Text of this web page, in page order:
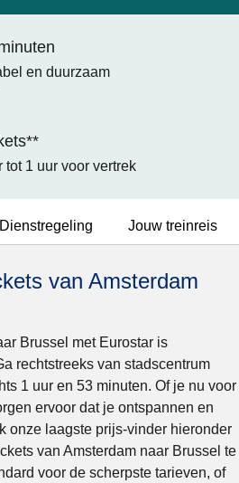
en duurzaam
tot 1 uur voor vertrek
Dienstregeling Jouw treinreis
van Amsterdam
Brussel met Eurostar is
rechtstreeks van stadscentrum
1 uur en 53 minuten. Of je nu voor
ervoor dat je ontspannen en
onze laagste prijs-vinder hieronder
van Amsterdam naar Brussel te
voor de scherpste tarieven, of